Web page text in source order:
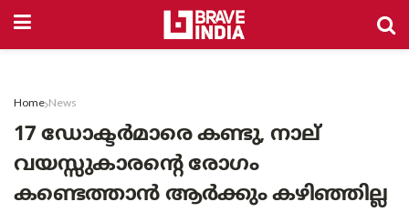
Home News
17 ഡോക്ടർമാരെ കണ്ടു, നാല്
വയസ്സുകാരന്റെ രോഗം
കണ്ടെത്താൻ ആർക്കും കഴിഞ്ഞില്ല